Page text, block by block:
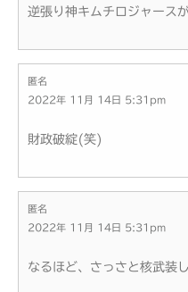
逆張り神キムチロジャース
匿名
2022年 11月 14日 5:31pm
財政破綻(笑)
匿名
2022年 11月 14日 5:31pm
なるほど、さっさと核武装